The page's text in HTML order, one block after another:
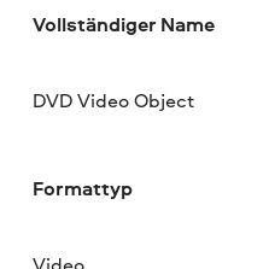
Vollständiger Name
DVD Video Object
Formattyp